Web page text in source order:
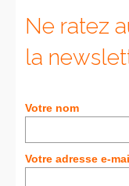
GUIDES FOOD
– Munich
Ne ratez
la
Votre nom
Votre adresse e-